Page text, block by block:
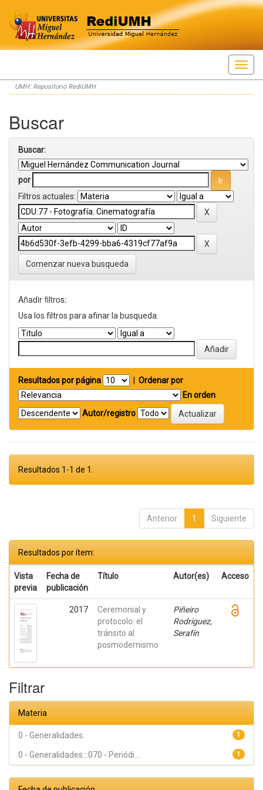
Skip
navigation
UMH: Repositorio RediUMH
Buscar
Buscar:
por
Filtros actuales:
Comenzar nueva busqueda
Añadir filtros:
Usa los filtros para afinar la busqueda.
Resultados por página
Ordenar por
En orden
Autor/registro
Resultados 1-1 de 1.
Anterior 1 Siguiente
Resultados por ítem:
Vista
previa
Fecha de
publicación
Título Autor(es) Acceso
2017
Ceremonial y
protocolo: el
tránsito al
posmodernismo
Piñeiro
Rodríguez,
Serafín
Filtrar
Materia
1
0 - Generalidades.
1
0 - Generalidades.::070 - Periódi...